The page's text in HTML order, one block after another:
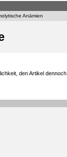
Anämien
den Artikel dennoch